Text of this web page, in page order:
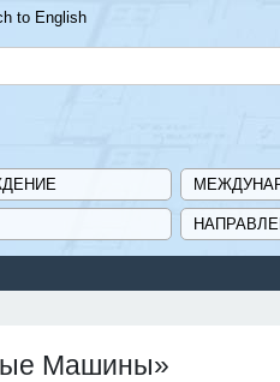
to English
Машины»